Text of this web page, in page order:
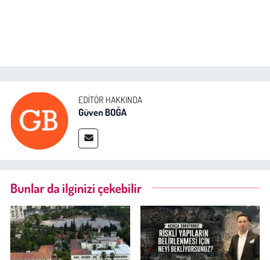
EDITÖR HAKKINDA
Güven BOĞA
Bunlar da ilginizi çekebilir